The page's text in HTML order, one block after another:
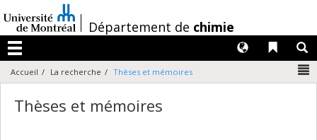
au
contenu
/Département de chimie
Menu
Liens
Langues
Accueil La recherche Thèses et mémoires
Thèses et mémoires